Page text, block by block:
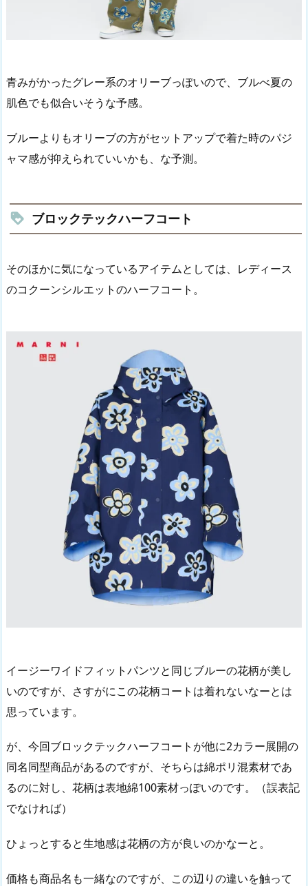
青みがかったグレー系のオリーブっぽいので、ブルべ夏の
肌色でも似合いそうな予感。
ブルーよりもオリーブの方がセットアップで着た時のパジ
ャマ感が抑えられていいかも、な予測。
ブロックテックハーフコート
そのほかに気になっているアイテムとしては、レディース
のコクーンシルエットのハーフコート。
イージーワイドフィットパンツと同じブルーの花柄が美し
いのですが、さすがにこの花柄コートは着れないなーとは
思っています。
が、今回ブロックテックハーフコートが他に2カラー展開の
同名同型商品があるのですが、そちらは綿ポリ混素材であ
るのに対し、花柄は表地綿100素材っぽいのです。（誤表記
でなければ）
ひょっとすると生地感は花柄の方が良いのかなーと。
価格も商品名も一緒なのですが、この辺りの違いを触って